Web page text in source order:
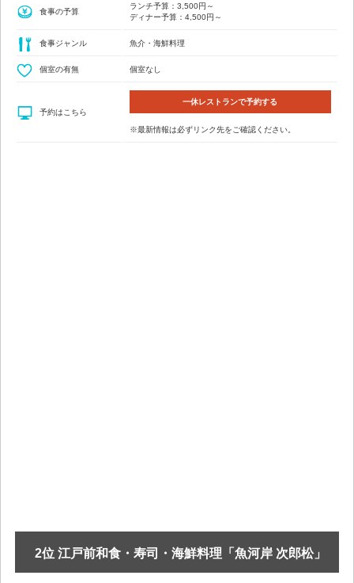
食事の予算
ランチ予算：3,500円～
ディナー予算：4,500円～
食事ジャンル 魚介・海鮮料理
個室の有無 個室なし
予約はこちら
一休レストランで予約する
※最新情報は必ずリンク先をご確認ください。
2位 江戸前和食・寿司・海鮮料理「魚河岸 次郎松」